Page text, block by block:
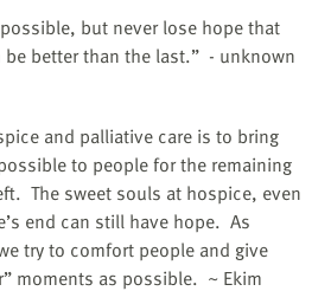
but never lose hope that
better than the last.” - unknown
and palliative care is to bring
to people for the remaining
The sweet souls at hospice, even
end can still have hope. As
try to comfort people and give
moments as possible. ~ Ekim